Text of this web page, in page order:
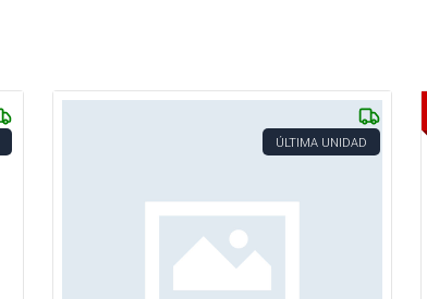
ÚLTIMA UNIDAD